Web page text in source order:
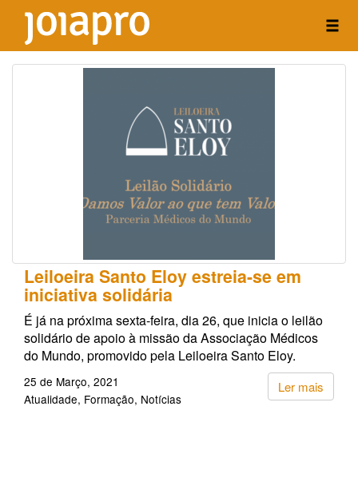
Leiloeira Santo Eloy estreia-se em
iniciativa solidária
É já na próxima sexta-feira, dia 26, que inicia o leilão
solidário de apoio à missão da Associação Médicos
do Mundo, promovido pela Leiloeira Santo Eloy.
Ler mais
25 de Março, 2021
Atualidade Formação Notícias